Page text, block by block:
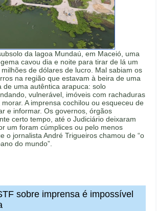
da lagoa Mundaú, em Maceió, uma
cavou dia e noite para tirar de lá um
de dólares de lucro. Mal sabiam os
na região que estavam à beira de uma
de uma autêntica arapuca: solo
vulnerável, imóveis com rachaduras
A imprensa cochilou ou esqueceu de
e informar. Os governos, órgãos
certo tempo, até o Judiciário deixaram
um foram cúmplices ou pelo menos
o jornalista André Trigueiros chamou de “o
do mundo”.
sobre imprensa é impossível